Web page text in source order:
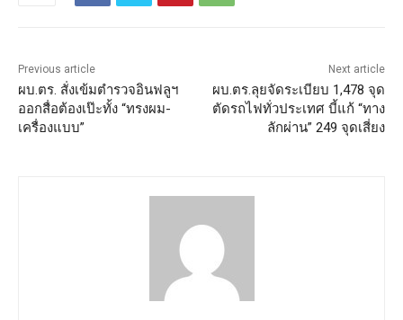
Previous article
ผบ.ตร. สั่งเข้มตำรวจอินฟลูฯ
ออกสื่อต้องเป๊ะทั้ง “ทรงผม-
เครื่องแบบ”
Next article
ผบ.ตร.ลุยจัดระเบียบ 1,478 จุด
ตัดรถไฟทั่วประเทศ บี้แก้ “ทาง
ลักผ่าน” 249 จุดเสี่ยง